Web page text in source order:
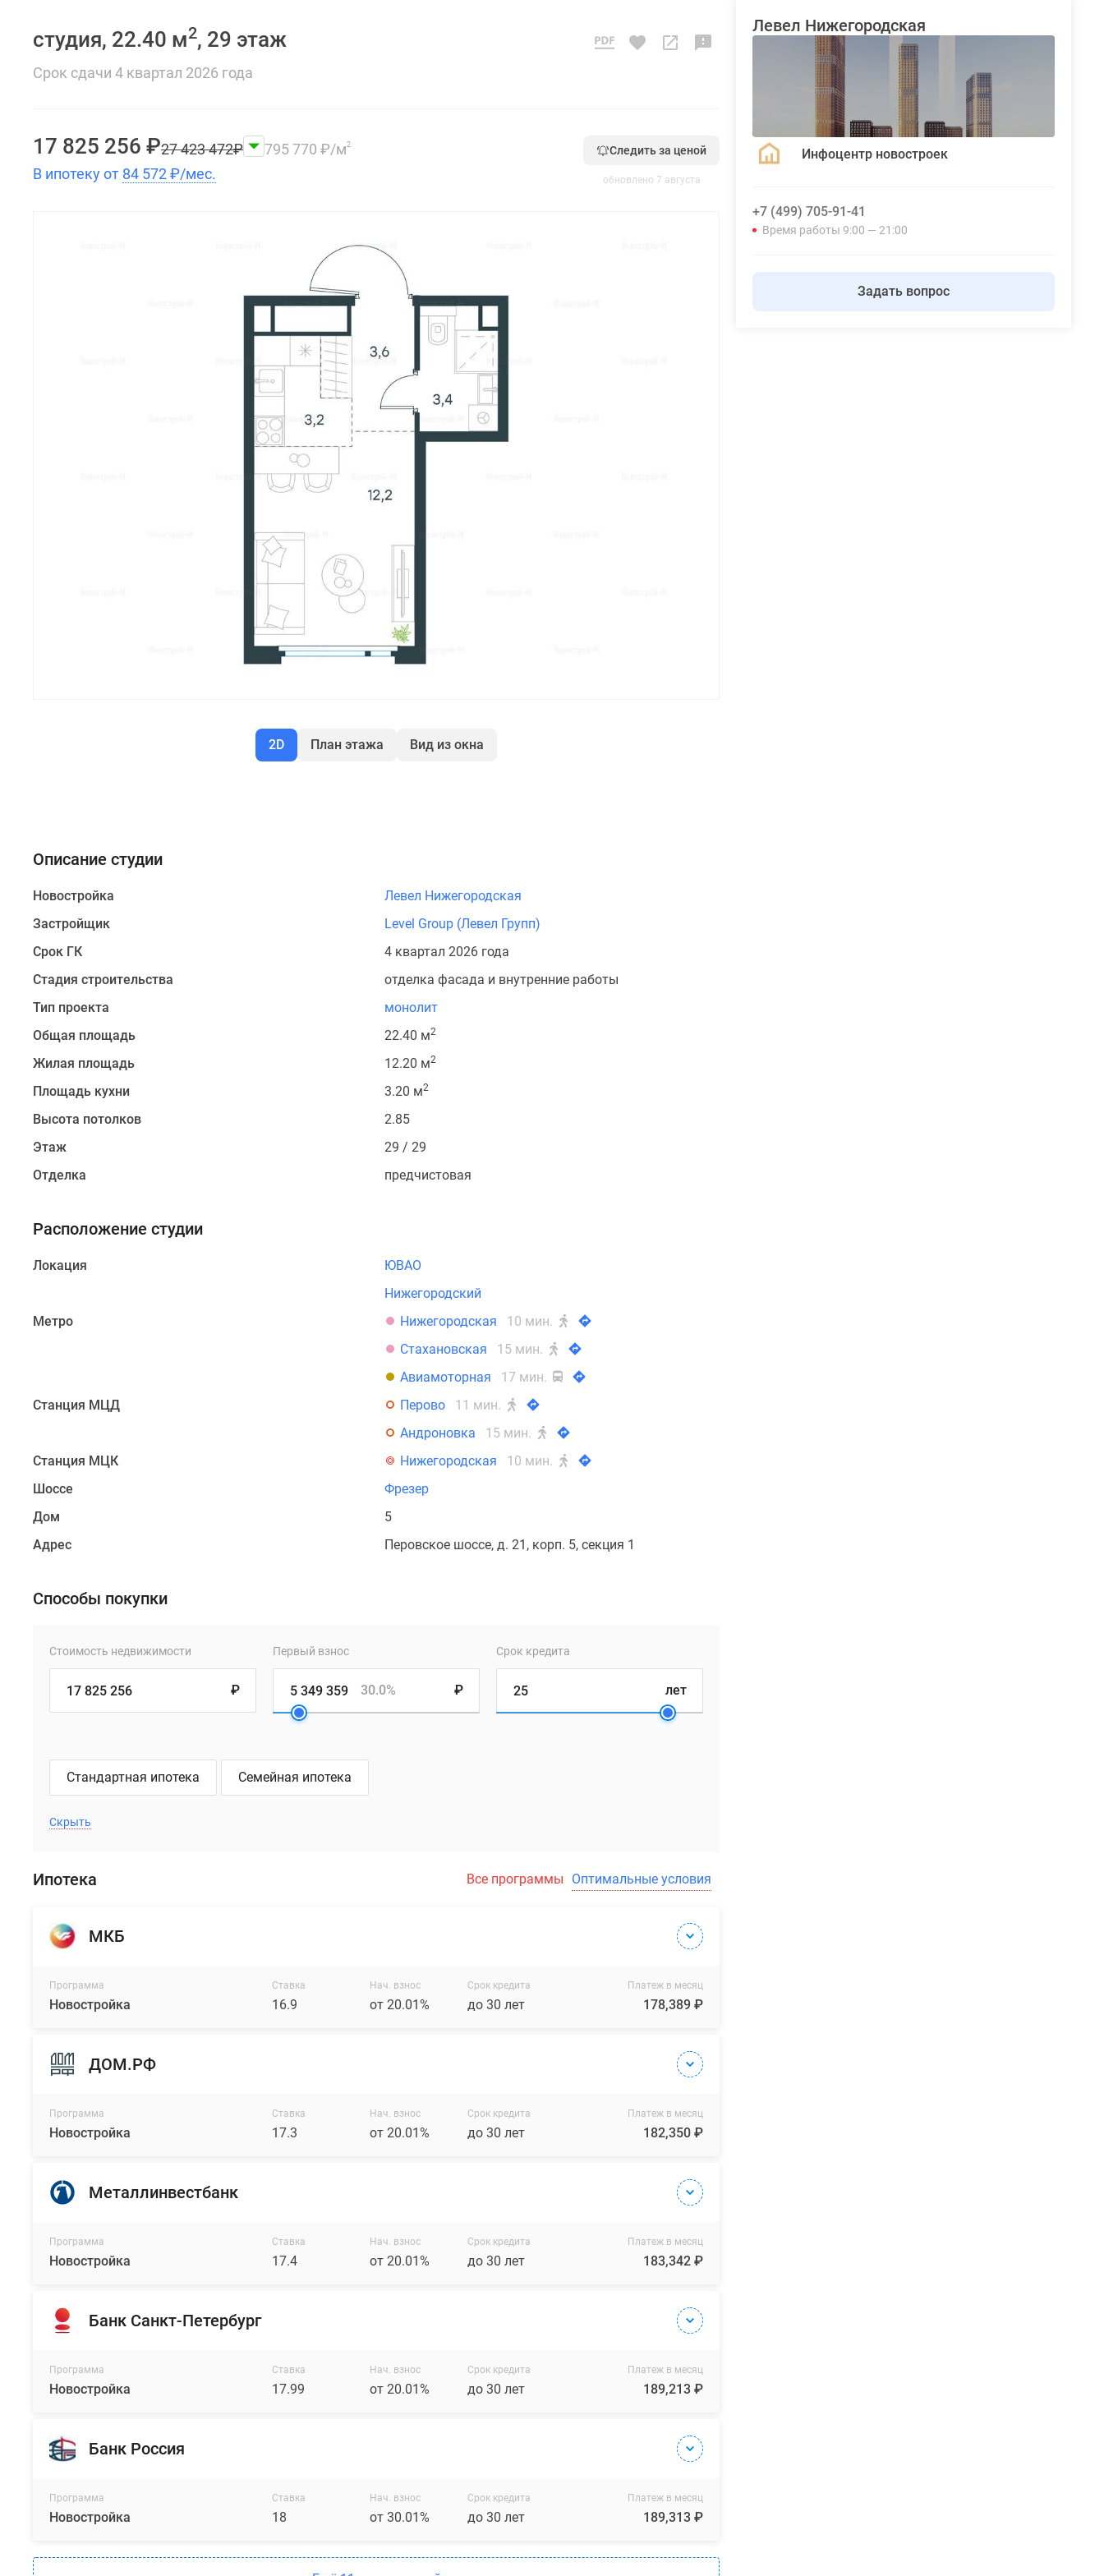
студия, 22.40 м2, 29 этаж
Срок сдачи 4 квартал 2026 года
17 825 256 ₽27 423 472₽ 795 770 ₽/м2
В ипотеку от 84 572₽/мес.
Следить за ценой
обновлено 7 августа
2D План этажа Вид из окна
Описание студии
Новостройка
Левел Нижегородская
Застройщик
Level Group (Левел Групп)
Срок ГК
4 квартал 2026 года
Стадия строительства
отделка фасада и внутренние работы
Тип проекта
монолит
Общая площадь
22.40 м2
Жилая площадь 12.20 м2
Площадь кухни 3.20 м2
Высота потолков
2.85
Этаж
29 / 29
Отделка
предчистовая
Расположение студии
Локация
ЮВАО
Нижегородский
Метро
Нижегородская
10 мин.
Стахановская
15 мин.
Авиамоторная
17 мин.
Станция МЦД
Перово
11 мин.
Андроновка
15 мин.
Станция МЦК
Нижегородская
10 мин.
Шоссе
Фрезер
Дом
5
Адрес
Перовское шоссе, д. 21, корп. 5, секция 1
Способы покупки
Стоимость недвижимости
₽
Первый взнос
₽
30.0%
Срок кредита
лет
Стандартная ипотека Семейная ипотека
Скрыть
Ипотека Все программы Оптимальные условия
МКБ
Программа
Новостройка
Ставка
16.9
Нач. взнос
от 20.01%
Срок кредита
до 30 лет
Платеж в месяц
178,389 ₽
ДОМ.РФ
Программа
Новостройка
Ставка
17.3
Нач. взнос
от 20.01%
Срок кредита
до 30 лет
Платеж в месяц
182,350 ₽
Металлинвестбанк
Программа
Новостройка
Ставка
17.4
Нач. взнос
от 20.01%
Срок кредита
до 30 лет
Платеж в месяц
183,342 ₽
Банк Санкт-Петербург
Программа
Новостройка
Ставка
17.99
Нач. взнос
от 20.01%
Срок кредита
до 30 лет
Платеж в месяц
189,213 ₽
Банк Россия
Программа
Новостройка
Ставка
18
Нач. взнос
от 30.01%
Срок кредита
до 30 лет
Платеж в месяц
189,313 ₽
Левел Нижегородская
Инфоцентр новостроек
+7 (499) 705-91-41
Время работы 9:00 — 21:00
Задать вопрос